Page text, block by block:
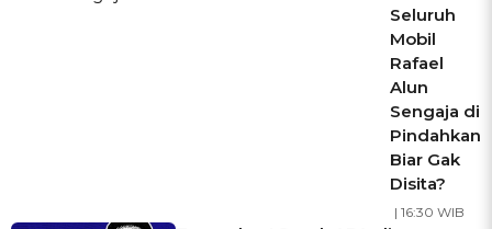
Seluruh
Mobil
Rafael
Alun
Sengaja di
Pindahkan
Biar Gak
Disita?
| 16:30 WIB